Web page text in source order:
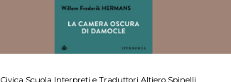
Civica Scuola Interpreti e Traduttori Altiero Spinelli